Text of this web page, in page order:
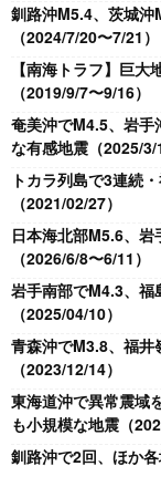
釧路沖M5.4、茨城
（2024/7/20〜7/21）
【南海トラフ】巨
（2019/9/7〜9/16）
奄美沖でM4.5、岩手
な有感地震（2025/3/
トカラ列島で3連続
（2021/02/27）
日本海北部M5.6、
（2026/6/8〜6/11）
岩手南部でM4.3、福
（2025/04/10）
青森沖でM3.8、福井
（2023/12/14）
東海道沖で異常震域
も小規模な地震（
釧路沖で2回、ほか